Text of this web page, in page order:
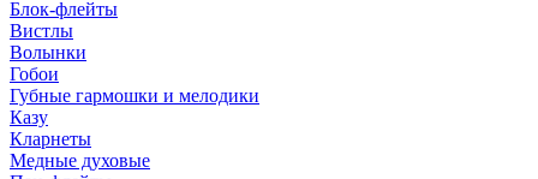
Блок-флейты
Вистлы
Волынки
Гобои
Губные гармошки и мелодики
Казу
Кларнеты
Медные духовые